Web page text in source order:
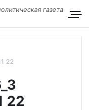
газета
22
22